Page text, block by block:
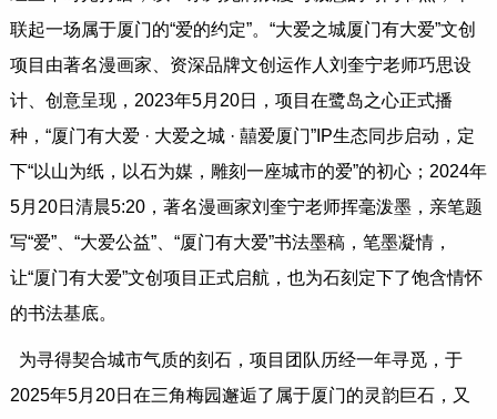
联起一场属于厦门的“爱的约定”。“大爱之城厦门有大爱”文创
项目由著名漫画家、资深品牌文创运作人刘奎宁老师巧思设
计、创意呈现，2023年5月20日，项目在鹭岛之心正式播
种，“厦门有大爱 · 大爱之城 · 囍爱厦门”IP生态同步启动，定
下“以山为纸，以石为媒，雕刻一座城市的爱”的初心；2024年
5月20日清晨5:20，著名漫画家刘奎宁老师挥毫泼墨，亲笔题
写“爱”、“大爱公益”、“厦门有大爱”书法墨稿，笔墨凝情，
让“厦门有大爱”文创项目正式启航，也为石刻定下了饱含情怀
的书法基底。
为寻得契合城市气质的刻石，项目团队历经一年寻觅，于
2025年5月20日在三角梅园邂逅了属于厦门的灵韵巨石，又